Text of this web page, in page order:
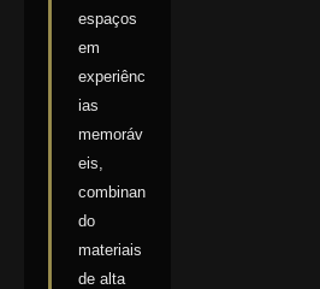
espaços
em
experiênc
ias
memoráv
eis,
combinan
do
materiais
de alta